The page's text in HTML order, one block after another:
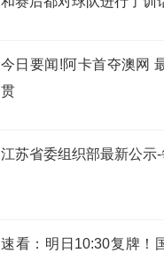
今日要闻!阿卡首夺澳网
贯
江苏省委组织部最新公示
速看：明日10:30复牌！